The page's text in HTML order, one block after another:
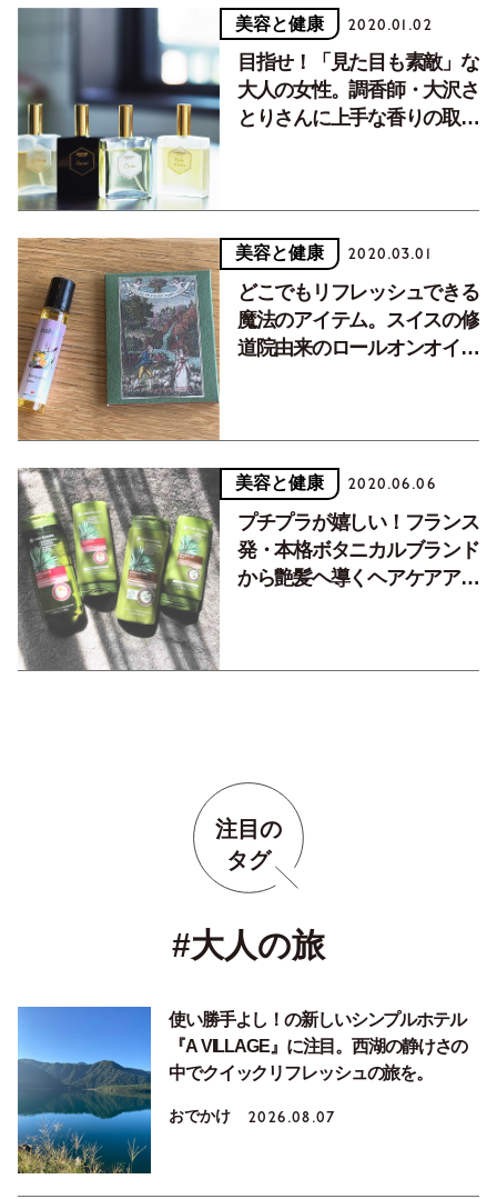
美容と健康 2020.01.02
目指せ！「見た目も素敵」な
大人の女性。調香師・大沢さ
とりさんに上手な香りの取り
美容と健康 2020.03.01
どこでもリフレッシュできる
魔法のアイテム。スイスの修
道院由来のロールオンオイル
美容と健康 2020.06.06
プチプラが嬉しい！フランス
発・本格ボタニカルブランド
から艶髪ヘ導くヘアケアアイ
注目の
タグ
#大人の旅
使い勝手よし！の新しいシンプルホテル
『A VILLAGE』に注目。西湖の静けさの
中でクイックリフレッシュの旅を。
おでかけ 2026.08.07